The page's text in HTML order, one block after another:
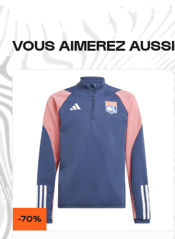
VOUS AIMEREZ AUSSI
-70%